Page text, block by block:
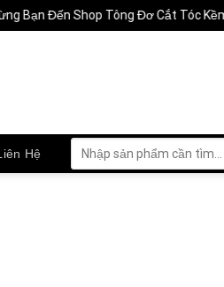
Đến Shop Tông Đơ Cắt Tóc Kềm Duy
Hệ
kiếm: